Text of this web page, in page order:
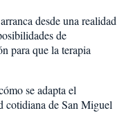
desde una realidad
de
para que la terapia
se adapta el
cotidiana de San Miguel